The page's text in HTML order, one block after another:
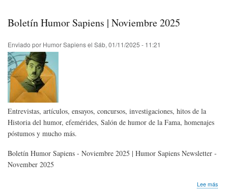
Boletín Humor Sapiens | Noviembre 2025
Enviado por Humor Sapiensel Sáb, 01/11/2025 - 11:21
Entrevistas, artículos, ensayos, concursos, investigaciones, hitos de la
Historia del humor, efemérides, Salón de humor de la Fama, homenajes
póstumos y mucho más.
Boletín Humor Sapiens - Noviembre 2025 | Humor Sapiens Newsletter -
November 2025
Lee más